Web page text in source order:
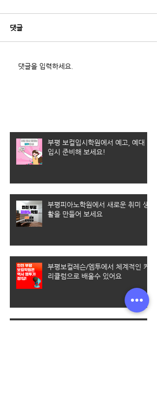
댓글
댓글을 입력하세요.
부평 보컬입시학원에서 예고, 예대
입시 준비해 보세요!
부평피아노학원에서 새로운 취미 생
활을 만들어 보세요
부평보컬레슨/엠투에서 체계적인 커
리큘럼으로 배울수 있어요